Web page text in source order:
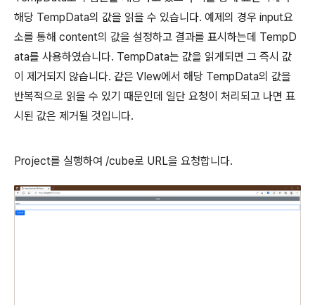
해당 TempData의 값을 읽을 수 있습니다. 예제의 경우 input요
소를 통해 content의 값을 설정하고 결과를 표시하는데 TempD
ata를 사용하였습니다. TempData는 값을 읽게되면 그 즉시 값
이 제거되지 않습니다. 같은 VIew에서 해당 TempData의 값을
반복적으로 읽을 수 있기 때문인데 일단 요청이 처리되고 나면 표
시된 값은 제거될 것입니다.
Project를 실행하여 /cube로 URL을 요청합니다.